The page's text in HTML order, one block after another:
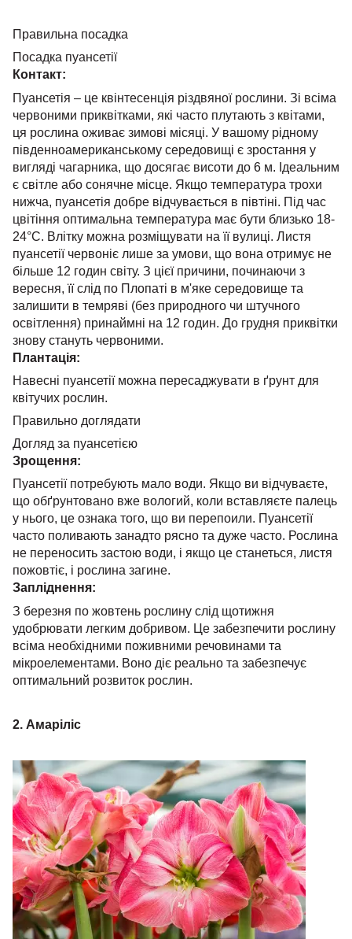
Правильна посадка
Посадка пуансетії
Контакт:
Пуансетія – це квінтесенція різдвяної рослини. Зі всіма
червоними приквітками, які часто плутають з квітами,
ця рослина оживає зимові місяці. У вашому рідному
південноамериканському середовищі є зростання у
вигляді чагарника, що досягає висоти до 6 м. Ідеальним
є світле або сонячне місце. Якщо температура трохи
нижча, пуансетія добре відчувається в півтіні. Під час
цвітіння оптимальна температура має бути близько 18-
24°C. Влітку можна розміщувати на її вулиці. Листя
пуансетії червоніє лише за умови, що вона отримує не
більше 12 годин світу. З цієї причини, починаючи з
вересня, її слід по Плопаті в м'яке середовище та
залишити в темряві (без природного чи штучного
освітлення) принаймні на 12 годин. До грудня приквітки
знову стануть червоними.
Плантація:
Навесні пуансетії можна пересаджувати в ґрунт для
квітучих рослин.
Правильно доглядати
Догляд за пуансетією
Зрощення:
Пуансетії потребують мало води. Якщо ви відчуваєте,
що обґрунтовано вже вологий, коли вставляєте палець
у нього, це ознака того, що ви перепоили. Пуансетії
часто поливають занадто рясно та дуже часто. Рослина
не переносить застою води, і якщо це станеться, листя
пожовтіє, і рослина загине.
Запліднення:
З березня по жовтень рослину слід щотижня
удобрювати легким добривом. Це забезпечити рослину
всіма необхідними поживними речовинами та
мікроелементами. Воно діє реально та забезпечує
оптимальний розвиток рослин.
2. Амаріліс